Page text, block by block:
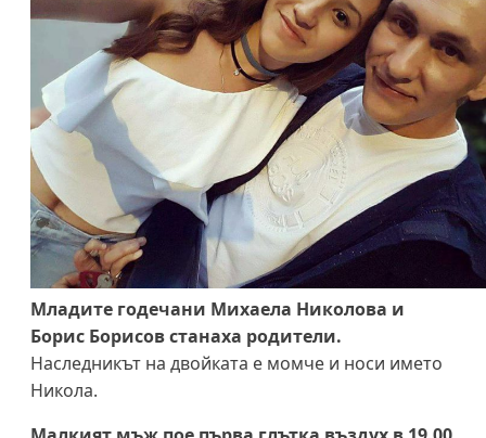
Младите годечани Михаела Николова и
Борис Борисов станаха родители.
Наследникът на двойката е момче и носи името
Никола.